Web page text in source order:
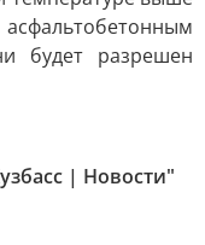
будет разрешен
| Новости"